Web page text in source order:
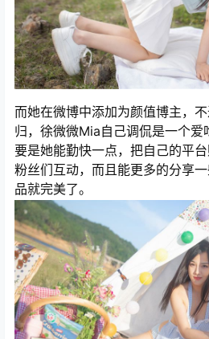
而她在微博中添加为颜值博主，
归，徐微微Mia自己调侃是一个爱
要是她能勤快一点，把自己的平
粉丝们互动，而且能更多的分享
品就完美了。